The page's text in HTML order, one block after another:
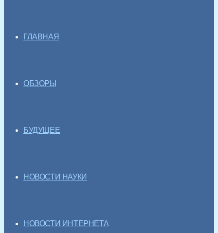
ГЛАВНАЯ
ОБЗОРЫ
БУДУЩЕЕ
НОВОСТИ НАУКИ
НОВОСТИ ИНТЕРНЕТА